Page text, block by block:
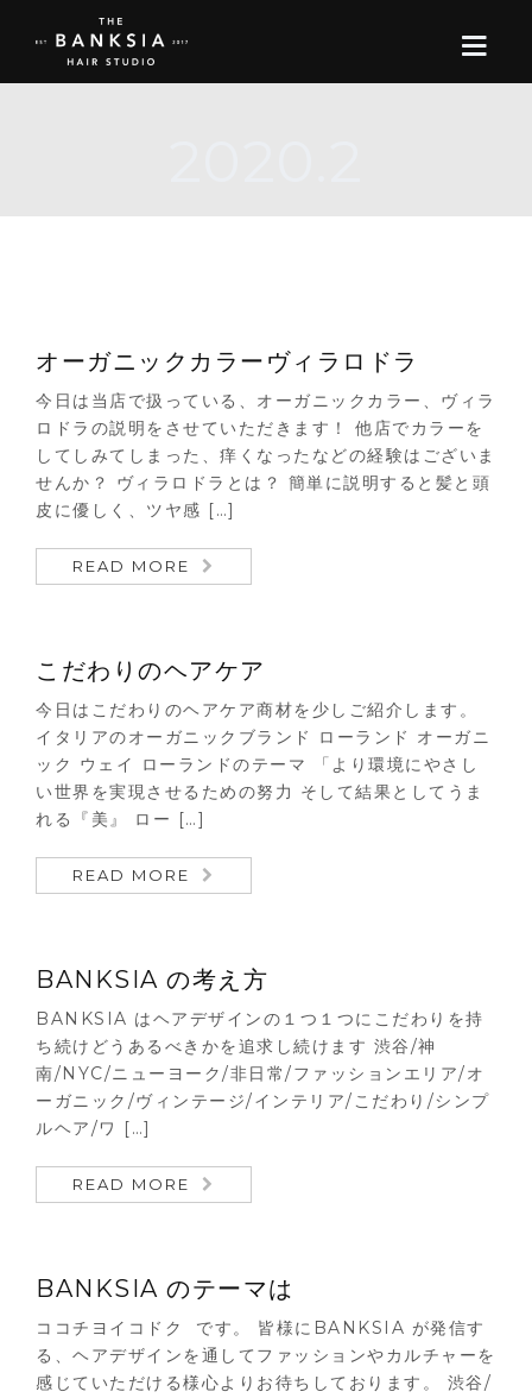
ABOUT US
CONTACT
RECRUIT
オーガニックカラーヴィラロドラ
今日は当店で扱っている、オーガニックカラー、ヴィラ
ロドラの説明をさせていただきます！ 他店でカラーを
してしみてしまった、痒くなったなどの経験はございま
せんか？ ヴィラロドラとは？ 簡単に説明すると髪と頭
皮に優しく、ツヤ感 […]
READ MORE
こだわりのヘアケア
今日はこだわりのヘアケア商材を少しご紹介します。
イタリアのオーガニックブランド ローランド オーガニ
ック ウェイ ローランドのテーマ 「より環境にやさし
い世界を実現させるための努力 そして結果としてうま
れる『美』 ロー […]
READ MORE
BANKSIA の考え方
BANKSIA はヘアデザインの１つ１つにこだわりを持
ち続けどうあるべきかを追求し続けます 渋谷/神
南/NYC/ニューヨーク/非日常/ファッションエリア/オ
ーガニック/ヴィンテージ/インテリア/こだわり/シンプ
ルヘア/ワ […]
READ MORE
BANKSIA のテーマは
ココチヨイコドク です。 皆様にBANKSIA が発信す
る、ヘアデザインを通してファッションやカルチャーを
感じていただける様心よりお待ちしております。 渋谷/